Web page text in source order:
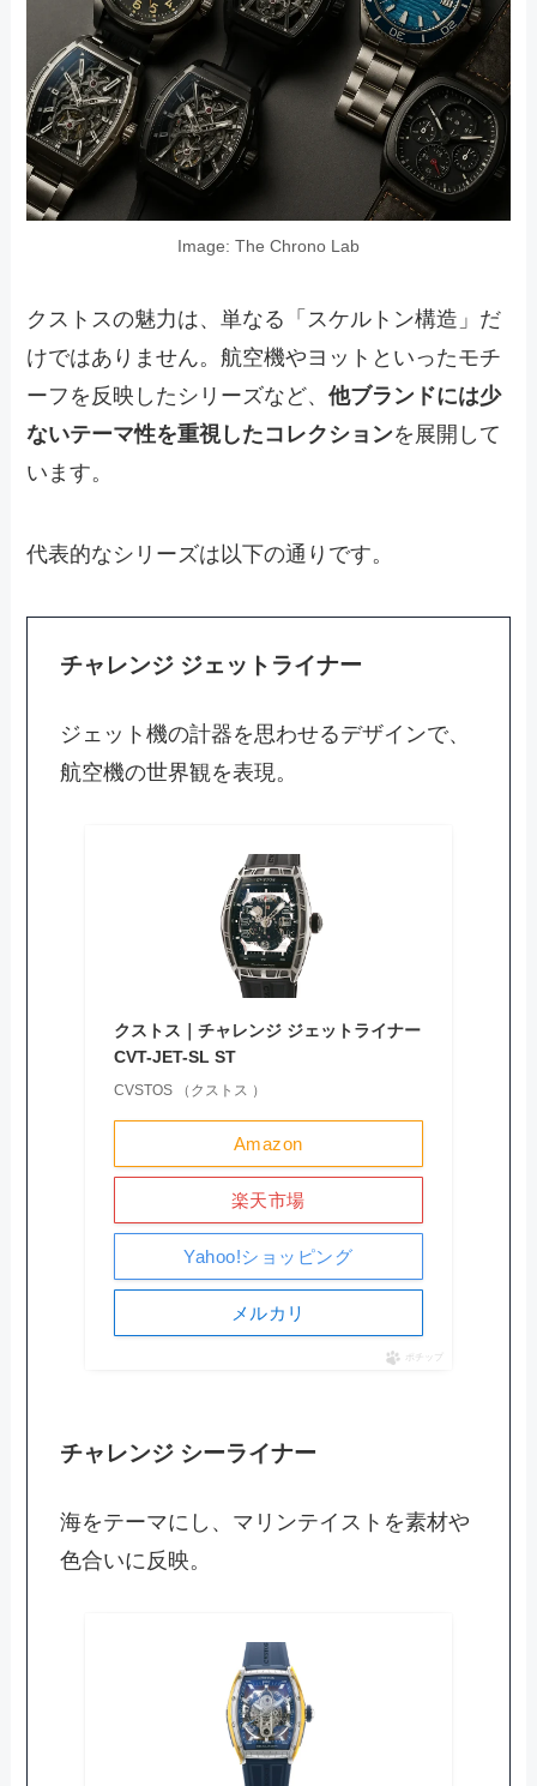
Image: The Chrono Lab
クストスの魅力は、単なる「スケルトン構造」だ
けではありません。航空機やヨットといったモチ
ーフを反映したシリーズなど、他ブランドには少
ないテーマ性を重視したコレクションを展開して
います。
代表的なシリーズは以下の通りです。
チャレンジ ジェットライナー
ジェット機の計器を思わせるデザインで、
航空機の世界観を表現。
クストス｜チャレンジ ジェットライナー
CVT-JET-SL ST
CVSTOS （クストス ）
Amazon
楽天市場
Yahoo!ショッピング
メルカリ
ポチップ
チャレンジ シーライナー
海をテーマにし、マリンテイストを素材や
色合いに反映。